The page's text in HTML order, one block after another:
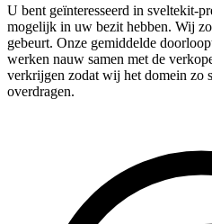
U bent geïnteresseerd in sveltekit-
mogelijk in uw bezit hebben. Wij
gebeurt. Onze gemiddelde
werken nauw samen met de
verkrijgen zodat wij het domein zo
overdragen.